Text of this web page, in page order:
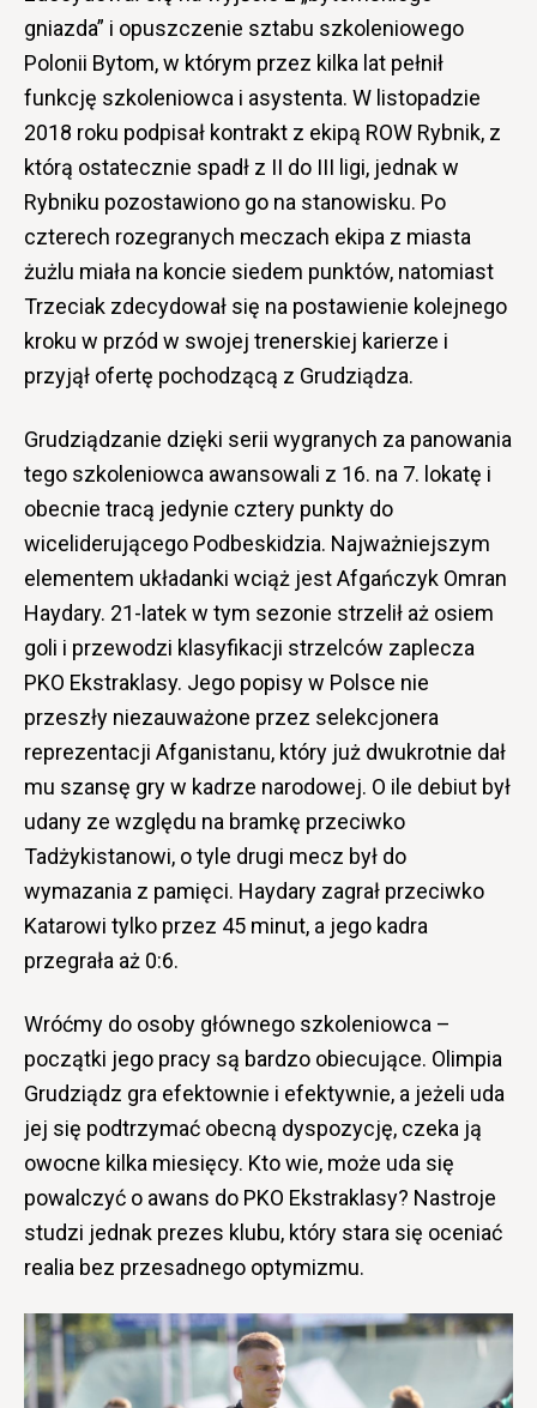
gniazda” i opuszczenie sztabu szkoleniowego
Polonii Bytom, w którym przez kilka lat pełnił
funkcję szkoleniowca i asystenta. W listopadzie
2018 roku podpisał kontrakt z ekipą ROW Rybnik, z
którą ostatecznie spadł z II do III ligi, jednak w
Rybniku pozostawiono go na stanowisku. Po
czterech rozegranych meczach ekipa z miasta
żużlu miała na koncie siedem punktów, natomiast
Trzeciak zdecydował się na postawienie kolejnego
kroku w przód w swojej trenerskiej karierze i
przyjął ofertę pochodzącą z Grudziądza.
Grudziądzanie dzięki serii wygranych za panowania
tego szkoleniowca awansowali z 16. na 7. lokatę i
obecnie tracą jedynie cztery punkty do
wiceliderującego Podbeskidzia. Najważniejszym
elementem układanki wciąż jest Afgańczyk Omran
Haydary. 21-latek w tym sezonie strzelił aż osiem
goli i przewodzi klasyfikacji strzelców zaplecza
PKO Ekstraklasy. Jego popisy w Polsce nie
przeszły niezauważone przez selekcjonera
reprezentacji Afganistanu, który już dwukrotnie dał
mu szansę gry w kadrze narodowej. O ile debiut był
udany ze względu na bramkę przeciwko
Tadżykistanowi, o tyle drugi mecz był do
wymazania z pamięci. Haydary zagrał przeciwko
Katarowi tylko przez 45 minut, a jego kadra
przegrała aż 0:6.
Wróćmy do osoby głównego szkoleniowca –
początki jego pracy są bardzo obiecujące. Olimpia
Grudziądz gra efektownie i efektywnie, a jeżeli uda
jej się podtrzymać obecną dyspozycję, czeka ją
owocne kilka miesięcy. Kto wie, może uda się
powalczyć o awans do PKO Ekstraklasy? Nastroje
studzi jednak prezes klubu, który stara się oceniać
realia bez przesadnego optymizmu.